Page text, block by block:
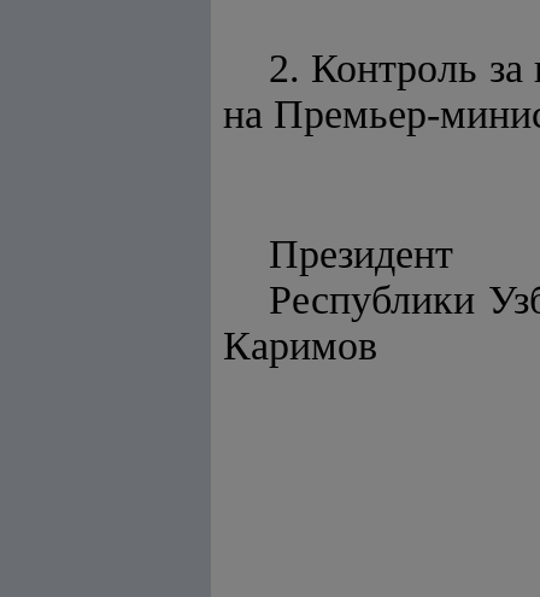
2. Контроль за
на Премьер-
Президент
Каримов